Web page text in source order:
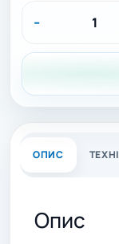
-
ОПИС
Опис